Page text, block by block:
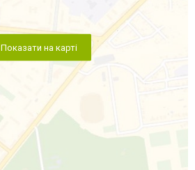
Показати на карті